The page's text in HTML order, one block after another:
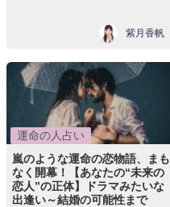
紫月香帆
運命の人占い
嵐のような運命の恋物語、まも
なく開幕！【あなたの“未来の
恋人”の正体】ドラマみたいな
出逢い～結婚の可能性まで